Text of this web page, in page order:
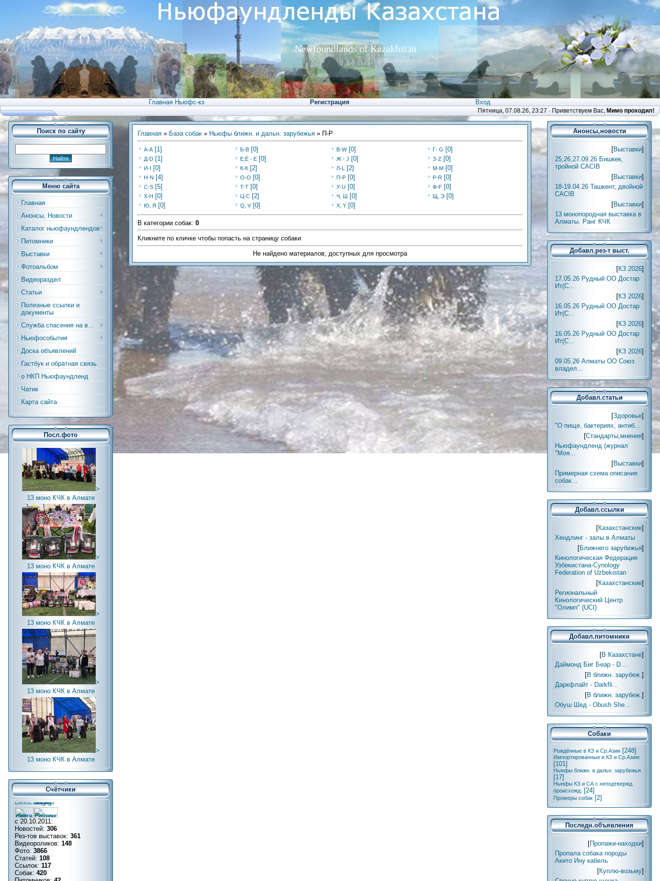
Newfoundlands of Kazakhstan
Главная Ньюфс-кз Регистрация Вход
Пятница, 07.08.26, 23:27 · Приветствуем Вас, Мимо проходил!
Поиск по сайту
Меню сайта
Главная
Анонсы, Новости
Каталог ньюфаундлендов
Питомники
Выставки
Фотоальбом
Видеораздел
Статьи
Полезные ссылки и
документы
Служба спасения на в...
Ньюфособытия
Доска объявлений
Гастбук и обратная связь
о НКП Ньюфаундленд
Чатик
Карта сайта
Посл.фото
>
13 моно КЧК в Алмате
>
13 моно КЧК в Алмате
>
13 моно КЧК в Алмате
>
13 моно КЧК в Алмате
>
13 моно КЧК в Алмате
Счётчики
с 20.10.2011:
Новостей: 306
Рез-тов выставок: 361
Видеороликов: 148
Фото: 3866
Статей: 108
Ссылок: 117
Собак: 420
Главная » База собак » Ньюфы ближн. и дальн. зарубежья » П-P
А-А [1] Б-В [0] В-W [0] Г- G [0]
Д-D [1] E,Ё - Е [0] Ж - J [0] З-Z [0]
И-I [0] К-К [2] Л-L [2] М-М [0]
H-N [4] O-O [0] П-P [0] Р-R [0]
C-S [5] T-T [0] У-U [0] Ф-F [0]
Х-H [0] Ц-C [2] Ч, Ш [0] Щ, Э [0]
Ю, Я [0] Q, V [0] X, Y [0]
В категории собак: 0
Кликните по кличке чтобы попасть на страницу собаки
Не найдено материалов, доступных для просмотра
Анонсы,новости
[Выставки]
25,26,27.09.26 Бишкек,
тройной CACIB
[Выставки]
18-19.04.26 Ташкент, двойной
CACIB
[Выставки]
13 монопородная выставка в
Алматы. Ранг КЧК
Добавл.рез-т выст.
[КЗ 2026]
17.05.26 Рудный ОО Достар
Ит(С...
[КЗ 2026]
16.05.26 Рудный ОО Достар
Ит(С...
[КЗ 2026]
16.05.26 Рудный ОО Достар
Ит(С...
[КЗ 2026]
09.05.26 Алматы ОО Союз
владел...
Добавл.статьи
[Здоровье]
"О пище, бактериях, антиб...
[Стандарты,мнения]
Ньюфаундленд (журнал
"Моя...
[Выставки]
Примерная схема описания
собак...
Добавл.ссылки
[Казахстанские]
Хендлинг - залы в Алматы
[Ближнего зарубежья]
Кинологическая Федерация
Узбекистана-Cynology
Federation of Uzbekistan
[Казахстанские]
Региональный
Кинологический Центр
"Олимп" (UCI)
Добавл.питомники
[В Казахстане]
Даймонд Биг Беар - D...
[В ближн. зарубеж.]
Даркфлайт - Darkfli...
[В ближн. зарубеж.]
Обуш Шед - Obush She...
Собаки
Рождённые в КЗ и Ср.Азии [248]
Импортированные в КЗ и Ср.Азию
[101]
Ньюфы ближн. и дальн. зарубежья
[17]
Ньюфы КЗ и СА с неподтвержд.
происхожд.
[24]
Промеры собак [2]
Последн.объявления
[Пропажи-находки]
Пропала собака породы
Акито Ину кабель
[Куплю-возьму]